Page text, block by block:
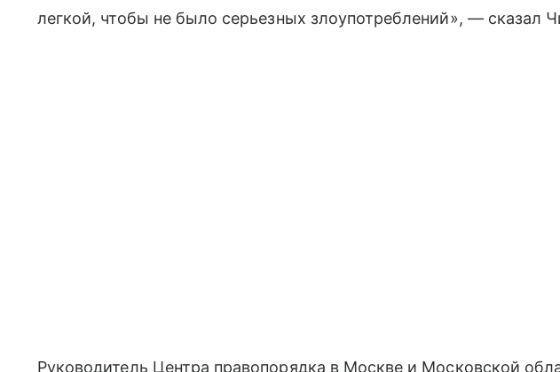
легкой, чтобы не было серьезных злоупотреблений», — сказал
Руководитель Центра правопорядка в Москве и Московской